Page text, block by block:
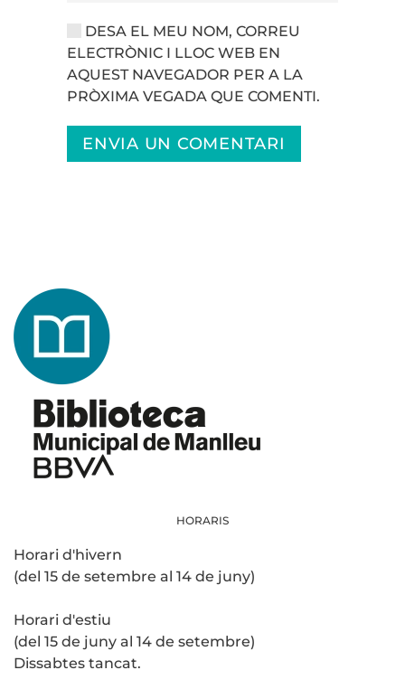
DESA EL MEU NOM, CORREU
ELECTRÒNIC I LLOC WEB EN
AQUEST NAVEGADOR PER A LA
PRÒXIMA VEGADA QUE COMENTI.
ENVIA UN COMENTARI
HORARIS
Horari d'hivern
(del 15 de setembre al 14 de juny)
Horari d'estiu
(del 15 de juny al 14 de setembre)
Dissabtes tancat.